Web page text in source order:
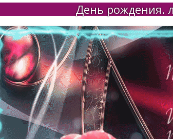
День рождения.